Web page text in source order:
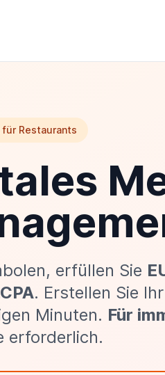
für Restaurants
erfüllen Sie
. Erstellen Sie Ihr
Minuten. Für
erforderlich.